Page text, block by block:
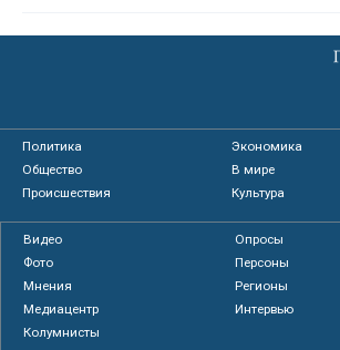
Политика
Экономика
Общество
В мире
Происшествия
Культура
Видео
Опросы
Фото
Персоны
Мнения
Регионы
Медиацентр
Интервью
Колумнисты